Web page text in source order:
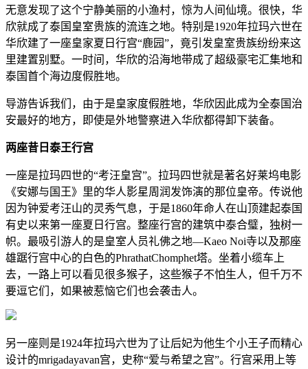
无意发现了这个宁静美丽的小渔村，惊为人间仙境。很快，华
欣就成了泰国皇室贵族的流连之地。特别是1920年拉玛六世在
华欣建了一座皇家夏日行宫“鹿园”，竟引发皇室贵族纷纷来这
里建置别墅。一时间，华欣的沿海地带成了超级豪宅汇集地和
泰国首个海边度假胜地。
导游告诉我们，由于是皇家度假胜地，华欣因此成为全泰国治
安最好的地方，即使是外地警察进入华欣都得卸下装备。
两座昔日泰王行宫
一座是拉玛四世的“考汪皇宫”。拉玛四世就是著名好莱坞电影
《安娜与国王》里的华人影星周润发饰演的那位皇帝。传说他
因为钟爱考汪山的灵秀气息，于是1860年命人在山顶建起泰国
有史以来第一座夏日行宫。整座行宫的建筑中泰合璧，独树一
帜。最吸引游人的是皇室人员礼佛之地—Kaeo Noi寺以及那座
雄踞行宫中心的白色的PhrathatChomphet塔。坐着小缆车上
去，一路上可以看见很多猴子，这些猴子不怕生人，但千万不
要逗它们，如果被惹恼它们也会袭击人。
另一座则是1924年拉玛六世为了让后妃为他生个小王子而精心
设计的mrigadayavan宫，史称“爱与希望之宫”。行宫采用上等